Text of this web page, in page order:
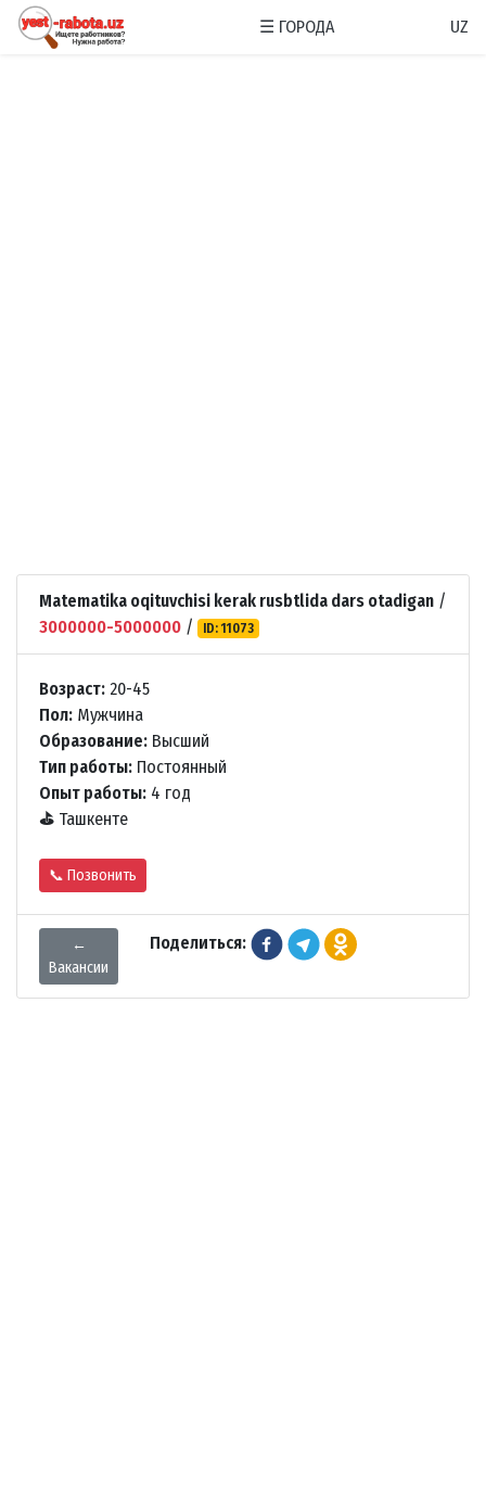
☰ ГОРОДА UZ
Matematika oqituvchisi kerak rusbtlida dars otadigan /
3000000-5000000 / ID: 11073
Возраст: 20-45
Пол: Мужчина
Образование: Высший
Тип работы: Постоянный
Опыт работы: 4 год
⛳ Ташкенте
📞 Позвонить
←
Вакансии
Поделиться: